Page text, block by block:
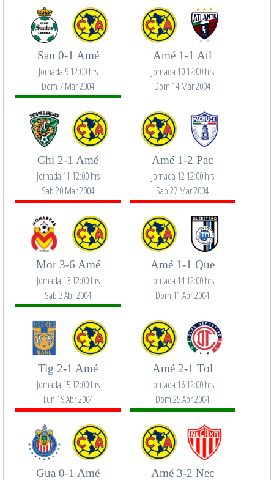
San 0-1 Amé
Jornada 9 12:00 hrs
Dom 7 Mar 2004
Amé 1-1 Atl
Jornada 10 12:00 hrs
Dom 14 Mar 2004
Chi 2-1 Amé
Jornada 11 12:00 hrs
Sab 20 Mar 2004
Amé 1-2 Pac
Jornada 12 12:00 hrs
Sab 27 Mar 2004
Mor 3-6 Amé
Jornada 13 12:00 hrs
Sab 3 Abr 2004
Amé 1-1 Que
Jornada 14 12:00 hrs
Dom 11 Abr 2004
Tig 2-1 Amé
Jornada 15 12:00 hrs
Lun 19 Abr 2004
Amé 2-1 Tol
Jornada 16 12:00 hrs
Dom 25 Abr 2004
Gua 0-1 Amé Amé 3-2 Nec